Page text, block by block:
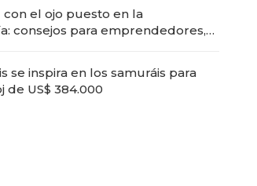
con el ojo puesto en la
consejos para emprendedores,
se inspira en los samuráis para
US$ 384.000